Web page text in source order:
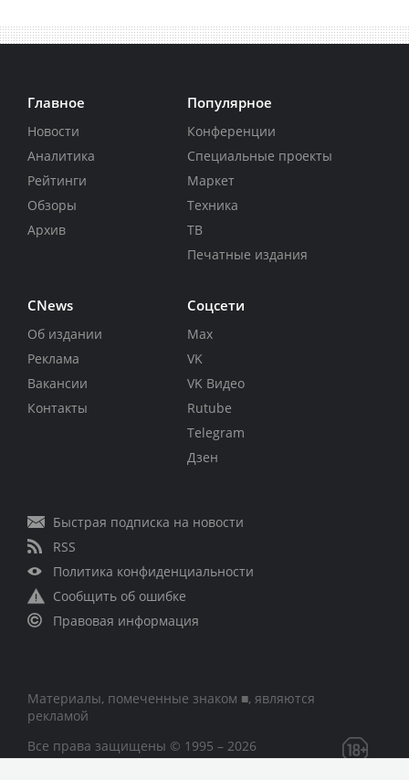
Главное
Новости
Аналитика
Рейтинги
Обзоры
Архив
Популярное
Конференции
Специальные проекты
Маркет
Техника
ТВ
Печатные издания
CNews
Об издании
Реклама
Вакансии
Контакты
Соцсети
Max
VK
VK Видео
Rutube
Telegram
Дзен
Быстрая подписка на новости
RSS
Политика конфиденциальности
Сообщить об ошибке
Правовая информация
Материалы, помеченные знаком ■, являются
рекламой
Все права защищены © 1995 – 2026